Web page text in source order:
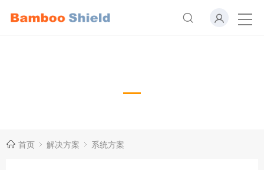
首页 解决方案 系统方案